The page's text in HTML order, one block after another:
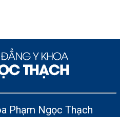
Phạm Ngọc Thạch